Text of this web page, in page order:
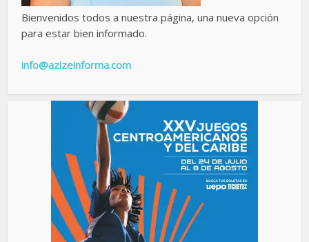
Bienvenidos todos a nuestra página, una nueva opción
para estar bien informado.
info@azizeinforma.com